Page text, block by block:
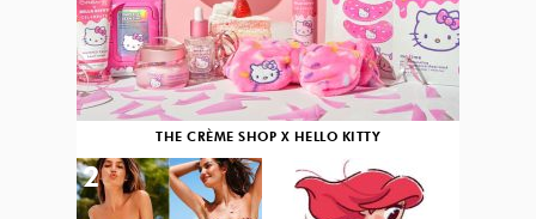
THE CRÈME SHOP X HELLO KITTY
2 3